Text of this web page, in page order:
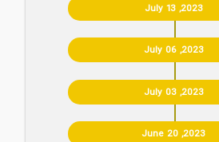
July 13 ,2023
July 06 ,2023
July 03 ,2023
June 20 ,2023